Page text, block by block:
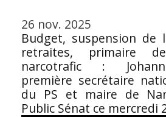
26 nov. 2025
Budget, suspension de
retraites, primaire
narcotrafic :
première secrétaire
du PS et maire de
Public Sénat ce mercredi